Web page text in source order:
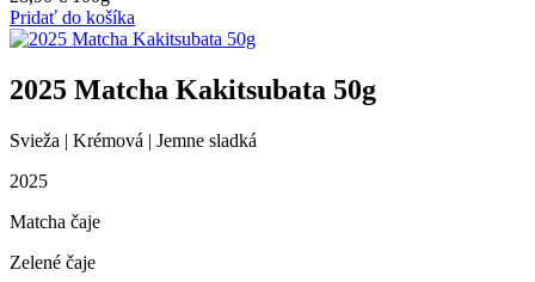
Pridať do košíka
2025 Matcha Kakitsubata 50g
Svieža | Krémová | Jemne sladká
2025
Matcha čaje
Zelené čaje